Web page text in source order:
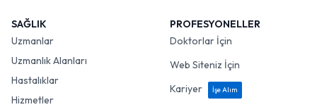
SAĞLIK
Uzmanlar
Uzmanlık Alanları
Hastalıklar
Hizmetler
PROFESYONELLER
Doktorlar İçin
Web Siteniz İçin
Kariyer
İşe Alım